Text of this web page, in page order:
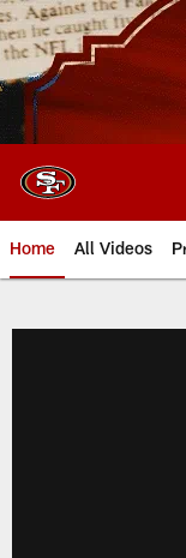
Skip
to
main
content
Home All Videos